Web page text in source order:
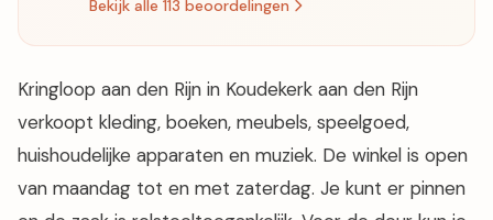
Bekijk alle 113 beoordelingen
Kringloop aan den Rijn in Koudekerk aan den Rijn
verkoopt kleding, boeken, meubels, speelgoed,
huishoudelijke apparaten en muziek. De winkel is open
van maandag tot en met zaterdag. Je kunt er pinnen